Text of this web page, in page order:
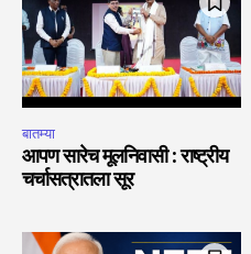
बातम्या
आपण सारेच मूलनिवासी : राष्ट्रीय
चर्चासत्रातला सूर